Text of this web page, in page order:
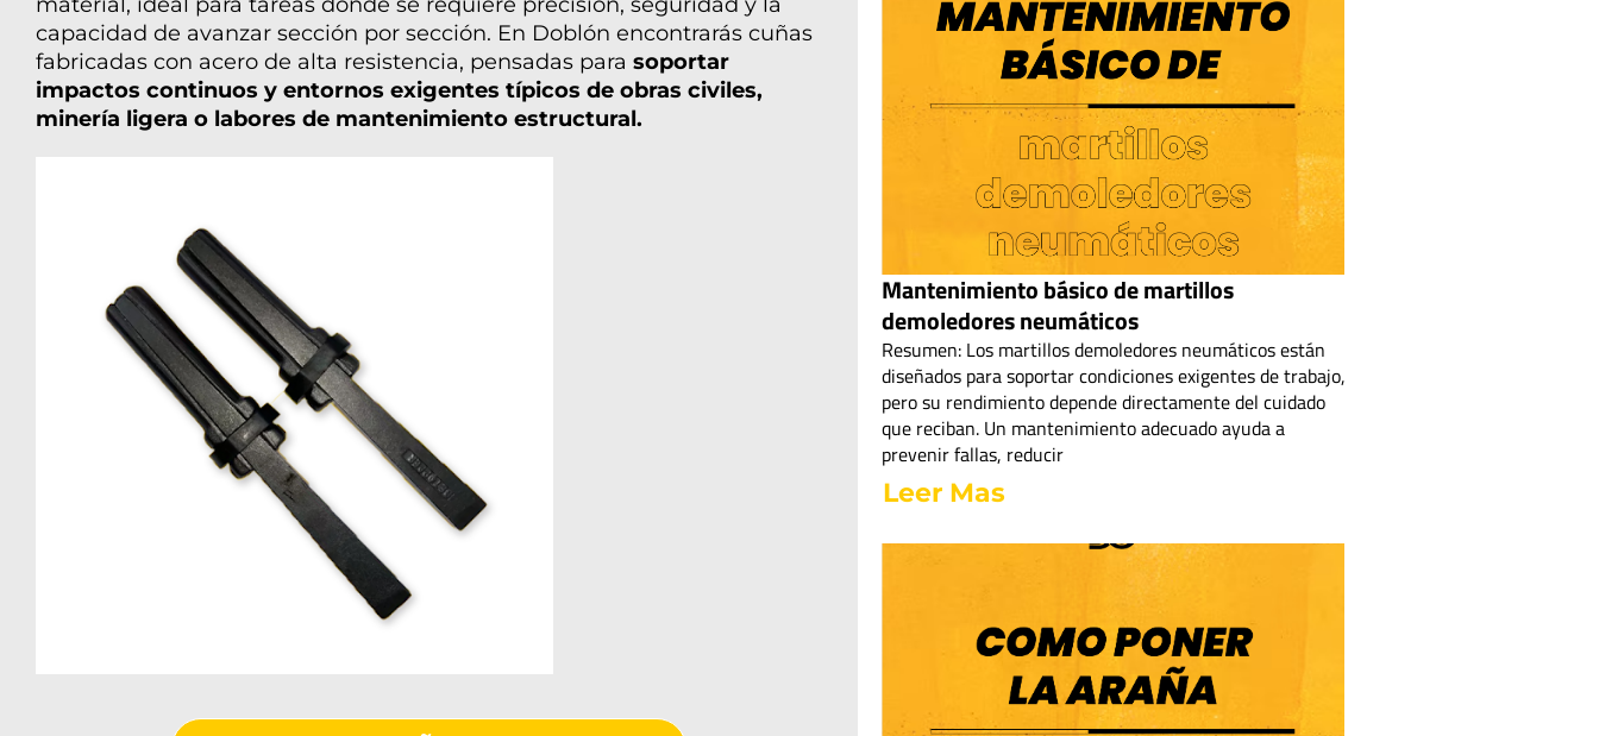
capacidad de avanzar sección por sección. En Doblón encontrarás cuñas
fabricadas con acero de alta resistencia, pensadas para soportar
impactos continuos y entornos exigentes típicos de obras civiles,
minería ligera o labores de mantenimiento estructural.
Mantenimiento básico de martillos
demoledores neumáticos
Resumen: Los martillos demoledores neumáticos están
diseñados para soportar condiciones exigentes de trabajo,
pero su rendimiento depende directamente del cuidado
que reciban. Un mantenimiento adecuado ayuda a
prevenir fallas, reducir
Leer Mas